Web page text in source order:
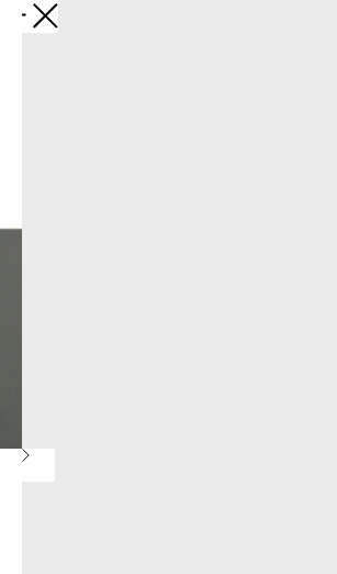
Назад